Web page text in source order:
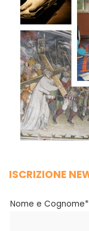
ISCRIZIONE
Nome e Cognome*